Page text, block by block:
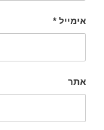
אימייל *
אתר